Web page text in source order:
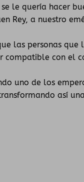
le quería hacer
Rey, a nuestro
las personas
compatible con el
uno de los
así